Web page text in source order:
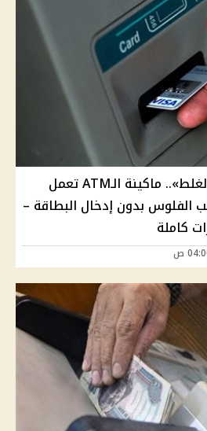
«وداعًا لسحب الفيزا بالغلط».. ماكينة الـATM تعمل
الفلوس بدون إدخال البطاقة –
كاملة